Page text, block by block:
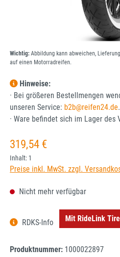
Wichtig: Abbildung kann abweichen,
auf einen Motorradreifen.
Hinweise:
· Bei größeren Bestellmengen
unseren Service: b2b@reifen24.de.
· Ware befindet sich im Lager des
Regulärer Preis:
319,54 €
Inhalt: 1
Preise inkl. MwSt. zzgl.
Nicht mehr verfügbar
RDKS-Info Mit RideLink
Produktnummer: 1000022897